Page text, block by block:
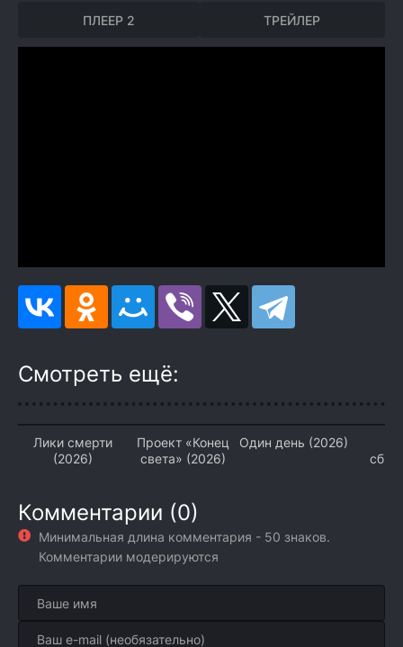
ПЛЕЕР 2 ТРЕЙЛЕР
Смотреть ещё:
Лики смерти
(2026)
Проект «Конец
света» (2026)
Один день (2026)
Комментарии (0)
Минимальная длина комментария - 50 знаков.
Комментарии модерируются